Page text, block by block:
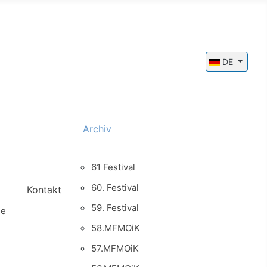
Kontakt
Archiv
61 Festival
60. Festival
59. Festival
58.MFMOiK
57.MFMOiK
Sprache
DE